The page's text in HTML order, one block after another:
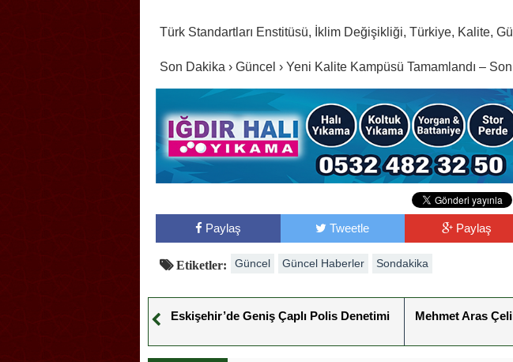
Türk Standartları Enstitüsü, İklim Değişikliği, Türkiye, Kalite,
Son Dakika › Güncel › Yeni Kalite Kampüsü Tamamlandı –
Paylaş Tweetle Paylaş
Etiketler: Güncel Güncel Haberler Sondakika
Eskişehir’de Geniş Çaplı Polis Denetimi
Mehmet Aras